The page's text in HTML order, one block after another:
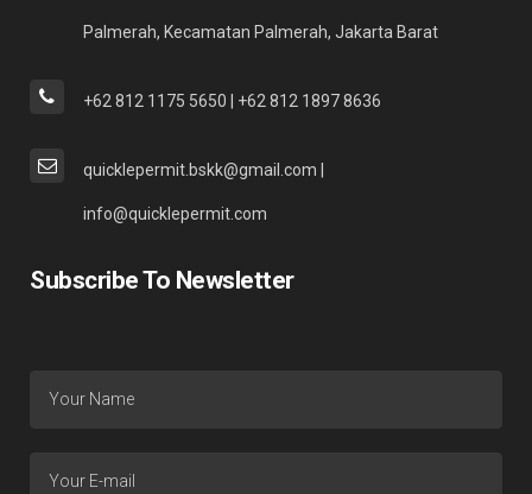
Palmerah, Kecamatan Palmerah, Jakarta Barat
+62 812 1175 5650 | +62 812 1897 8636
quicklepermit.bskk@gmail.com |
info@quicklepermit.com
Subscribe To Newsletter